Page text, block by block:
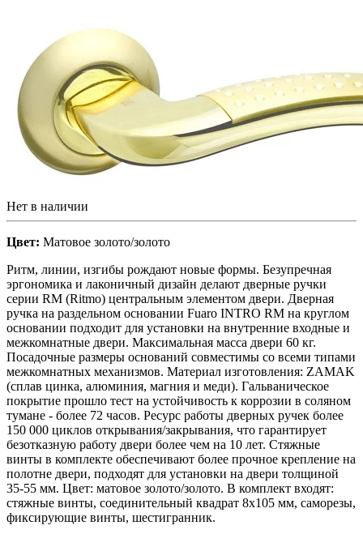
Нет в наличии
Цвет: Матовое золото/золото
Ритм, линии, изгибы рождают новые формы. Безупречная
эргономика и лаконичный дизайн делают дверные ручки
серии RM (Ritmo) центральным элементом двери. Дверная
ручка на раздельном основании Fuaro INTRO RM на круглом
основании подходит для установки на внутренние входные и
межкомнатные двери. Максимальная масса двери 60 кг.
Посадочные размеры оснований совместимы со всеми типами
межкомнатных механизмов. Материал изготовления: ZAMAK
(сплав цинка, алюминия, магния и меди). Гальваническое
покрытие прошло тест на устойчивость к коррозии в соляном
тумане - более 72 часов. Ресурс работы дверных ручек более
150 000 циклов открывания/закрывания, что гарантирует
безотказную работу двери более чем на 10 лет. Стяжные
винты в комплекте обеспечивают более прочное крепление на
полотне двери, подходят для установки на двери толщиной
35-55 мм. Цвет: матовое золото/золото. В комплект входят:
стяжные винты, соединительный квадрат 8x105 мм, саморезы,
фиксирующие винты, шестигранник.